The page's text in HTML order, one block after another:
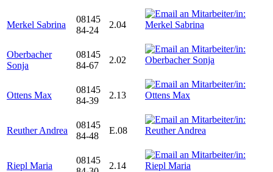
Merkel Sabrina
08145
84-24
2.04
Oberbacher
Sonja
08145
84-67
2.02
Ottens Max
08145
84-39
2.13
Reuther Andrea
08145
84-48
E.08
Riepl Maria
08145
2.14